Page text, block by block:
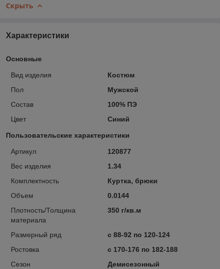
Скрыть
Характеристики
Основные
Вид изделия
Костюм
Пол
Мужской
Состав
100% ПЭ
Цвет
Синий
Пользовательские характеристики
Артикул
120877
Вес изделия
1.34
Комплектность
Куртка, брюки
Объем
0.0144
Плотность/Толщина
материала
350 г/кв.м
Размерный ряд
с 88-92 по 120-124
Ростовка
с 170-176 по 182-188
Сезон
Демисезонный